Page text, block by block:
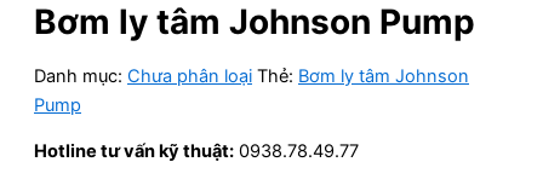
Bơm ly tâm Johnson Pump
Danh mục: Chưa phân loại Thẻ: Bơm ly tâm Johnson
Pump
Hotline tư vấn kỹ thuật: 0938.78.49.77